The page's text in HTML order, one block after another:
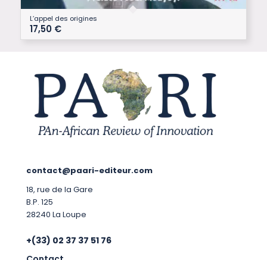
L’appel des origines
17,50 €
contact@paari-editeur.com
18, rue de la Gare
B.P. 125
28240 La Loupe
+(33) 02 37 37 51 76